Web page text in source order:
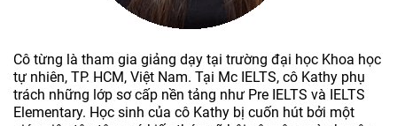
Cô từng là tham gia giảng dạy tại trường đại học Khoa học
tự nhiên, TP. HCM, Việt Nam. Tại Mc IELTS, cô Kathy phụ
trách những lớp sơ cấp nền tảng như Pre IELTS và IELTS
Elementary. Học sinh của cô Kathy bị cuốn hút bởi một